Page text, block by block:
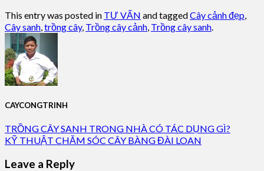
This entry was posted in TƯ VẤN and taggedCây cảnh đẹp,
Cây sanh,trồng cây, Trồng cây cảnh, Trồng cây sanh.
CAYCONGTRINH
TRỒNG CÂY SANH TRONG NHÀ CÓ TÁC DỤNG GÌ?
KỸ THUẬT CHĂM SÓC CÂY BÀNG ĐÀI LOAN
Leave a Reply